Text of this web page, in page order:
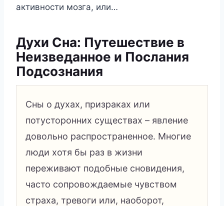
активности мозга, или…
Духи Сна: Путешествие в
Неизведанное и Послания
Подсознания
Сны о духах, призраках или
потусторонних существах – явление
довольно распространенное. Многие
люди хотя бы раз в жизни
переживают подобные сновидения,
часто сопровождаемые чувством
страха, тревоги или, наоборот,